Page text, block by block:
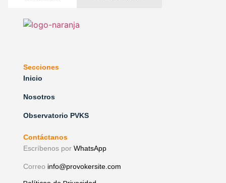
Secciones
Inicio
Nosotros
Observatorio PVKS
Contáctanos
Escríbenos por WhatsApp
Correo info@provokersite.com